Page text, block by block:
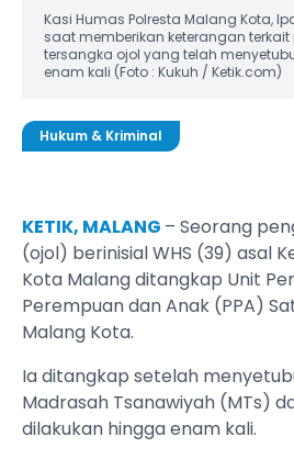
Kasi Humas Polresta Malang Kota,
saat memberikan keterangan
tersangka ojol yang telah
enam kali (Foto : Kukuh / Ketik.com)
Hukum & Kriminal
KETIK, MALANG – Seorang
(ojol) berinisial WHS (39) asal
Kota Malang ditangkap Unit
Perempuan dan Anak (PPA)
Malang Kota.
Ia ditangkap setelah
Madrasah Tsanawiyah (MTs)
dilakukan hingga enam kali.